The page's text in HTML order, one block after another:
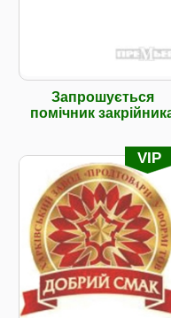
Запрошується
помічник
VIP